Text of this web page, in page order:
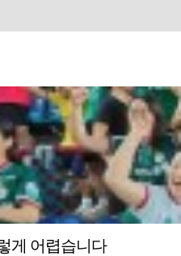
게 어렵습니다